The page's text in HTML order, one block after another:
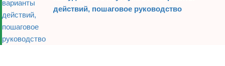
действий, пошаговое руководство